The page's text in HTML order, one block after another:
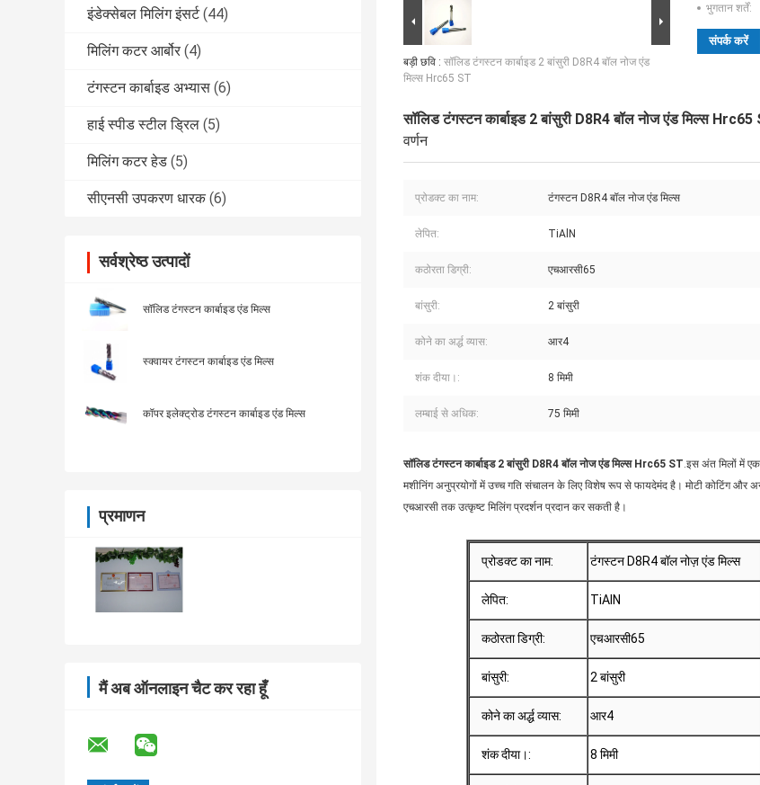
इंडेक्सेबल मिलिंग इंसर्ट (44)
मिलिंग कटर आर्बोर (4)
टंगस्टन कार्बाइड अभ्यास (6)
हाई स्पीड स्टील ड्रिल (5)
मिलिंग कटर हेड (5)
सीएनसी उपकरण धारक (6)
सर्वश्रेष्ठ उत्पादों
सॉलिड टंगस्टन कार्बाइड एंड मिल्स
स्क्वायर टंगस्टन कार्बाइड एंड मिल्स
कॉपर इलेक्ट्रोड टंगस्टन कार्बाइड एंड मिल्स
प्रमाणन
मैं अब ऑनलाइन चैट कर रहा हूँ
बड़ी छवि : सॉलिड टंगस्टन कार्बाइड 2 बांसुरी D8R4 बॉल नोज एंड
मिल्स Hrc65 ST
भुगतान शर्तें:
संपर्क करें
सॉलिड टंगस्टन कार्बाइड 2 बांसुरी D8R4 बॉल नोज एंड मिल्स Hrc65
वर्णन
प्रोडक्ट का नाम: टंगस्टन D8R4 बॉल नोज एंड मिल्स
लेपित: TiAlN
कठोरता डिग्री: एचआरसी65
बांसुरी: 2 बांसुरी
कोने का अर्द्ध व्यास: आर4
शंक दीया।: 8 मिमी
लम्बाई से अधिक: 75 मिमी
सॉलिड टंगस्टन कार्बाइड 2 बांसुरी D8R4 बॉल नोज एंड मिल्स Hrc65 ST.इस अंत मिलों में
मशीनिंग अनुप्रयोगों में उच्च गति संचालन के लिए विशेष रूप से फायदेमंद है। मोटी कोटिंग और
एचआरसी तक उत्कृष्ट मिलिंग प्रदर्शन प्रदान कर सकती है।
प्रोडक्ट का नाम: टंगस्टन D8R4 बॉल नोज़ एंड मिल्स
लेपित: TiAlN
कठोरता डिग्री: एचआरसी65
बांसुरी: 2 बांसुरी
कोने का अर्द्ध व्यास: आर4
शंक दीया।: 8 मिमी